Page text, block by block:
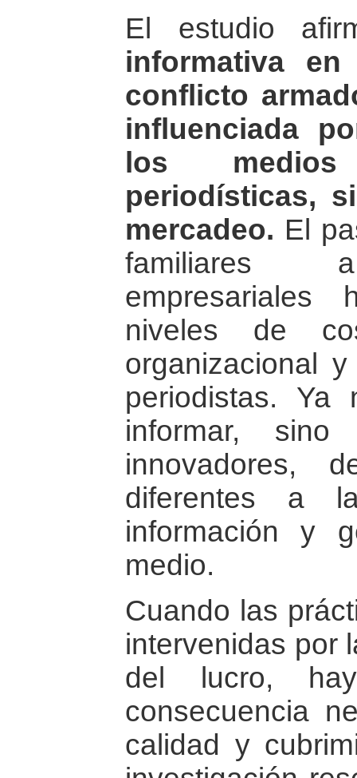
El estudio
informativa
conflicto
influenciada
los
periodísticas,
mercadeo. El
familiares a
niveles de
organizacional
periodistas.
informar,
innovadores,
diferentes a
información y
medio.
Cuando las
intervenidas por
del lucro,
consecuencia
calidad y